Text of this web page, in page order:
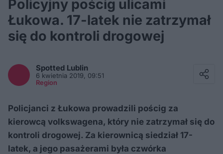
Policyjny pościg ulicami
Łukowa. 17-latek nie zatrzymał
się do kontroli drogowej
Spotted Lublin
6 kwietnia 2019, 09:51
Region
Policjanci z Łukowa prowadzili pościg za
kierowcą volkswagena, który nie zatrzymał się do
kontroli drogowej. Za kierownicą siedział 17-
latek, a jego pasażerami była czwórka